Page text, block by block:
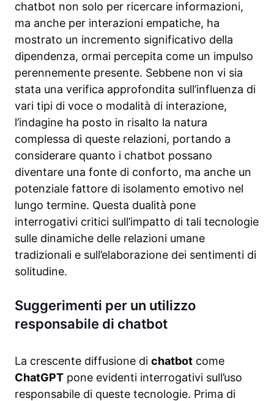
chatbot non solo per ricercare informazioni,
ma anche per interazioni empatiche, ha
mostrato un incremento significativo della
dipendenza, ormai percepita come un impulso
perennemente presente. Sebbene non vi sia
stata una verifica approfondita sull’influenza di
vari tipi di voce o modalità di interazione,
l’indagine ha posto in risalto la natura
complessa di queste relazioni, portando a
considerare quanto i chatbot possano
diventare una fonte di conforto, ma anche un
potenziale fattore di isolamento emotivo nel
lungo termine. Questa dualità pone
interrogativi critici sull’impatto di tali tecnologie
sulle dinamiche delle relazioni umane
tradizionali e sull’elaborazione dei sentimenti di
solitudine.
Suggerimenti per un utilizzo
responsabile di chatbot
La crescente diffusione di chatbot come
ChatGPT pone evidenti interrogativi sull’uso
responsabile di queste tecnologie. Prima di